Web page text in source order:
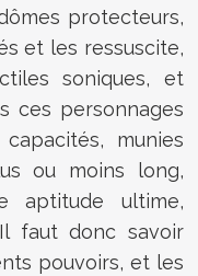
protecteurs,
et les ressuscite,
soniques, et
ces personnages
munies
ou moins long,
aptitude ultime,
faut donc savoir
pouvoirs, et les